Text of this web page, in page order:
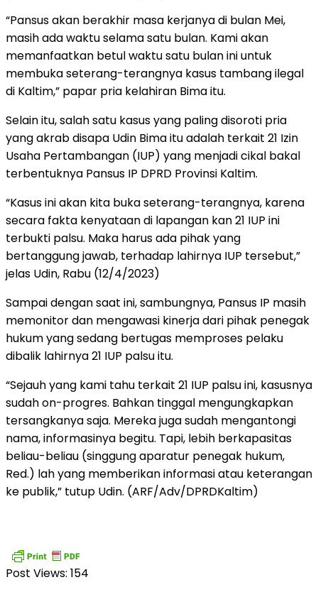
“Pansus akan berakhir masa kerjanya di bulan Mei,
masih ada waktu selama satu bulan. Kami akan
memanfaatkan betul waktu satu bulan ini untuk
membuka seterang-terangnya kasus tambang ilegal
di Kaltim,” papar pria kelahiran Bima itu.
Selain itu, salah satu kasus yang paling disoroti pria
yang akrab disapa Udin Bima itu adalah terkait 21 Izin
Usaha Pertambangan (IUP) yang menjadi cikal bakal
terbentuknya Pansus IP DPRD Provinsi Kaltim.
“Kasus ini akan kita buka seterang-terangnya, karena
secara fakta kenyataan di lapangan kan 21 IUP ini
terbukti palsu. Maka harus ada pihak yang
bertanggung jawab, terhadap lahirnya IUP tersebut,”
jelas Udin, Rabu (12/4/2023)
Sampai dengan saat ini, sambungnya, Pansus IP masih
memonitor dan mengawasi kinerja dari pihak penegak
hukum yang sedang bertugas memproses pelaku
dibalik lahirnya 21 IUP palsu itu.
“Sejauh yang kami tahu terkait 21 IUP palsu ini, kasusnya
sudah on-progres. Bahkan tinggal mengungkapkan
tersangkanya saja. Mereka juga sudah mengantongi
nama, informasinya begitu. Tapi, lebih berkapasitas
beliau-beliau (singgung aparatur penegak hukum,
Red.) lah yang memberikan informasi atau keterangan
ke publik,” tutup Udin. (ARF/Adv/DPRDKaltim)
Post Views: 154